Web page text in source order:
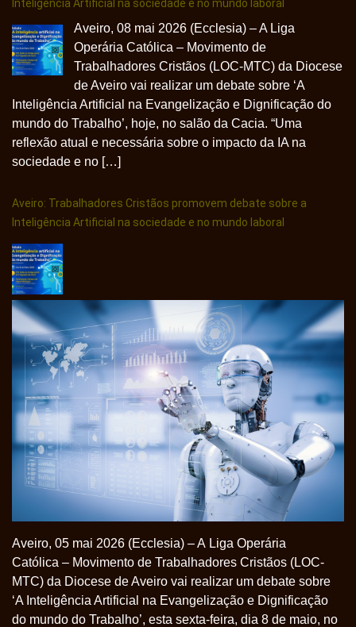
Inteligência Artificial na sociedade e no mundo laboral
Aveiro, 08 mai 2026 (Ecclesia) – A Liga
Operária Católica – Movimento de
Trabalhadores Cristãos (LOC-MTC) da Diocese
de Aveiro vai realizar um debate sobre ‘A
Inteligência Artificial na Evangelização e Dignificação do
mundo do Trabalho’, hoje, no salão da Cacia. “Uma
reflexão atual e necessária sobre o impacto da IA na
sociedade e no […]
Aveiro: Trabalhadores Cristãos promovem debate sobre a
Inteligência Artificial na sociedade e no mundo laboral
Aveiro, 05 mai 2026 (Ecclesia) – A Liga Operária
Católica – Movimento de Trabalhadores Cristãos (LOC-
MTC) da Diocese de Aveiro vai realizar um debate sobre
‘A Inteligência Artificial na Evangelização e Dignificação
do mundo do Trabalho’, esta sexta-feira, dia 8 de maio, no